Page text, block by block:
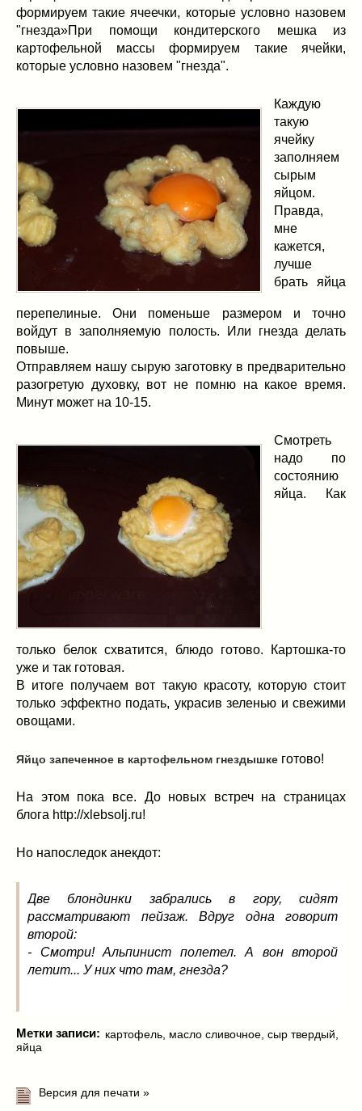
формируем такие ячеечки, которые условно назовем
"гнезда»При помощи кондитерского мешка из
картофельной массы формируем такие ячейки,
которые условно назовем "гнезда".
Каждую
такую
ячейку
заполняем
сырым
яйцом.
Правда,
мне
кажется,
лучше
брать яйца
перепелиные. Они поменьше размером и точно
войдут в заполняемую полость. Или гнезда делать
повыше.
Отправляем нашу сырую заготовку в предварительно
разогретую духовку, вот не помню на какое время.
Минут может на 10-15.
Смотреть
надо по
состоянию
яйца. Как
только белок схватится, блюдо готово. Картошка-то
уже и так готовая.
В итоге получаем вот такую красоту, которую стоит
только эффектно подать, украсив зеленью и свежими
овощами.
Яйцо запеченное в картофельном гнездышке готово!
На этом пока все. До новых встреч на страницах
блога http://xlebsolj.ru!
Но напоследок анекдот:
Две блондинки забрались в гору, сидят
рассматривают пейзаж. Вдруг одна говорит
второй:
- Смотри! Альпинист полетел. А вон второй
летит... У них что там, гнезда?
Метки записи: картофель масло сливочное сыр твердый
яйца
Версия для печати »